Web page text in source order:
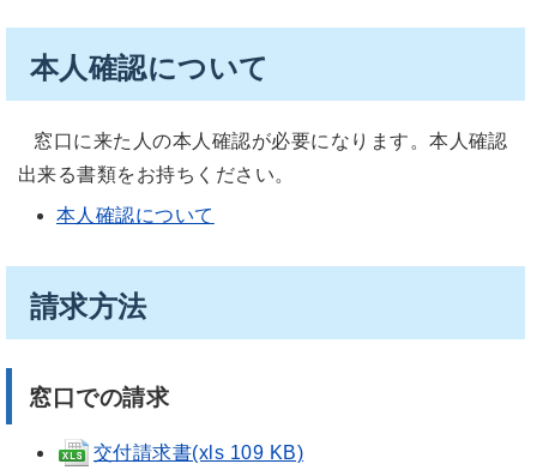
本人確認について
窓口に来た人の本人確認が必要になります。本人確認
出来る書類をお持ちください。
本人確認について
請求方法
窓口での請求
交付請求書(xls 109 KB)